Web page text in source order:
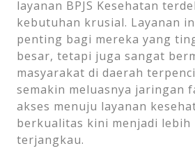
layanan BPJS Kesehatan
kebutuhan krusial. Layanan
penting bagi mereka yang
besar, tetapi juga sangat
masyarakat di daerah
semakin meluasnya jaringan
akses menuju layanan
berkualitas kini menjadi lebih
terjangkau.